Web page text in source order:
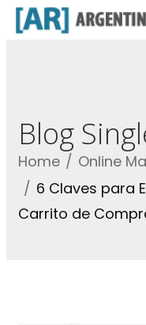
Blog
Home
Online
6 Claves para
Carrito de